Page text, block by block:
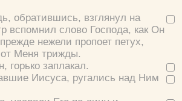
обратившись, взглянул на
вспомнил слово Господа, как Он
прежде нежели пропоет петух,
Меня трижды.
горько заплакал.
Иисуса, ругались над Ним